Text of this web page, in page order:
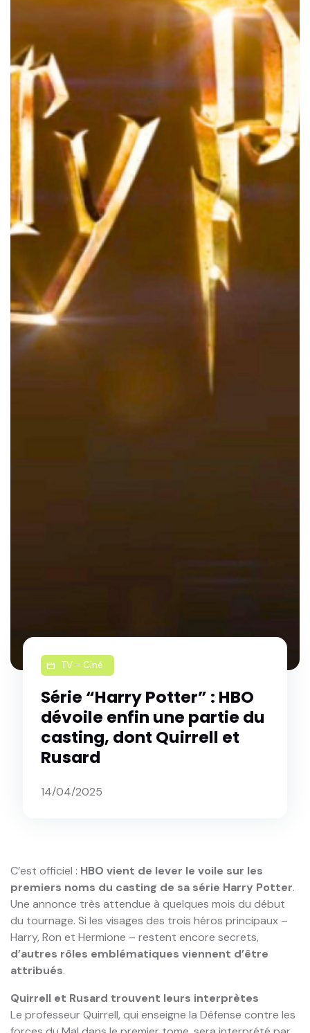
movie TV - Ciné
Série “Harry Potter” : HBO
dévoile enfin une partie du
casting, dont Quirrell et
Rusard
14/04/2025
C’est officiel : HBO vient de lever le voile sur les
premiers noms du casting de sa série Harry Potter.
Une annonce très attendue à quelques mois du début
du tournage. Si les visages des trois héros principaux –
Harry, Ron et Hermione – restent encore secrets,
d’autres rôles emblématiques viennent d’être
attribués.
Quirrell et Rusard trouvent leurs interprètes
Le professeur Quirrell, qui enseigne la Défense contre les